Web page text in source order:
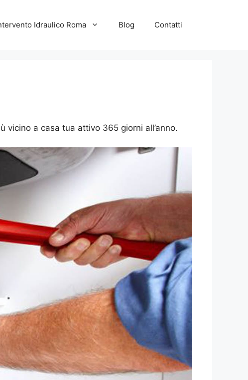
Idraulico Roma Blog Contatti
vicino a casa tua attivo 365 giorni all’anno.